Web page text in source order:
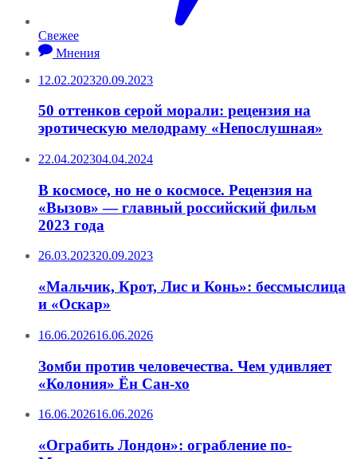
Свежее
Мнения
12.02.202320.09.2023
50 оттенков серой морали: рецензия на
эротическую мелодраму «Непослушная»
22.04.202304.04.2024
В космосе, но не о космосе. Рецензия на
«Вызов» — главный российский фильм
2023 года
26.03.202320.09.2023
«Мальчик, Крот, Лис и Конь»: бессмыслица
и «Оскар»
16.06.202616.06.2026
Зомби против человечества. Чем удивляет
«Колония» Ён Сан-хо
16.06.202616.06.2026
«Ограбить Лондон»: ограбление по-